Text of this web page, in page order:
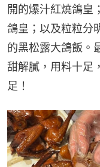
開的爆汁紅燒鴿皇
鴿皇；以及粒粒分
的黑松露大鴿飯。
甜解膩，用料十足
足！